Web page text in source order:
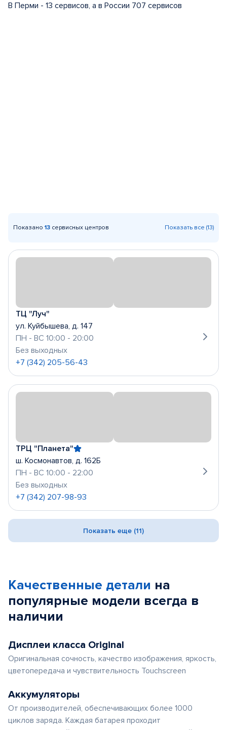
В Перми - 13 сервисов, а в России 707 сервисов
Показано 13 сервисных центров Показать все (13)
ТЦ "Луч"
ул. Куйбышева, д. 147
ПН - ВС 10:00 - 20:00
Без выходных
+7 (342) 205-56-43
ТРЦ "Планета"
ш. Космонавтов, д. 162Б
ПН - ВС 10:00 - 22:00
Без выходных
+7 (342) 207-98-93
Показать еще (11)
Качественные детали на
популярные модели всегда в
наличии
Дисплеи класса Original
Оригинальная сочность, качество изображения, яркость,
цветопередача и чувствительность Touchscreen
Аккумуляторы
От производителей, обеспечивающих более 1000
циклов заряда. Каждая батарея проходит